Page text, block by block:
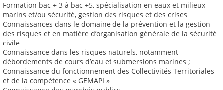
Formation bac + 3 à bac +5, spécialisation en eaux et milieux
marins et/ou sécurité, gestion des risques et des crises
Connaissances dans le domaine de la prévention et la gestion
des risques et en matière d’organisation générale de la sécurité
civile
Connaissance dans les risques naturels, notamment
débordements de cours d’eau et submersions marines ;
Connaissance du fonctionnement des Collectivités Territoriales
et de la compétence « GEMAPI »